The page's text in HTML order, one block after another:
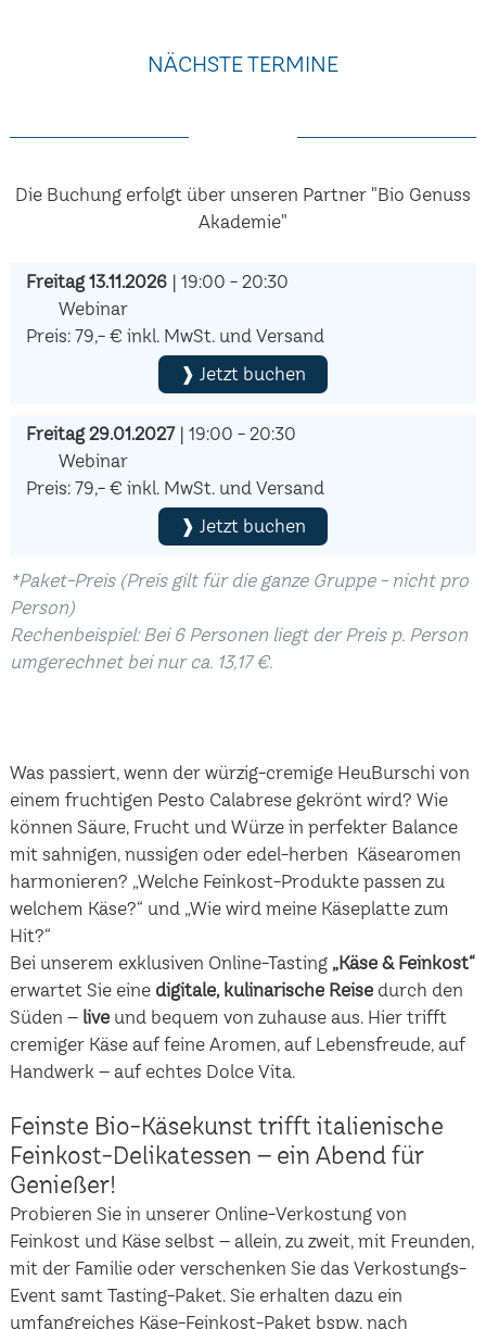
NÄCHSTE TERMINE
Die Buchung erfolgt über unseren Partner "Bio Genuss
Akademie"
Freitag 13.11.2026| 19:00 - 20:30
Webinar
Preis: 79,- € inkl. MwSt. und Versand
❱ Jetzt buchen
Freitag 29.01.2027| 19:00 - 20:30
Webinar
Preis: 79,- € inkl. MwSt. und Versand
❱ Jetzt buchen
*Paket-Preis (Preis gilt für die ganze Gruppe - nicht pro
Person)
Rechenbeispiel: Bei 6 Personen liegt der Preis p. Person
umgerechnet bei nur ca. 13,17 €.
Was passiert, wenn der würzig-cremige HeuBurschi von
einem fruchtigen Pesto Calabrese gekrönt wird? Wie
können Säure, Frucht und Würze in perfekter Balance
mit sahnigen, nussigen oder edel-herben Käsearomen
harmonieren? „Welche Feinkost-Produkte passen zu
welchem Käse?“ und „Wie wird meine Käseplatte zum
Hit?“
Bei unserem exklusiven Online-Tasting „Käse & Feinkost“
erwartet Sie eine digitale, kulinarische Reisedurch den
Süden – live und bequem von zuhause aus. Hier trifft
cremiger Käse auf feine Aromen, auf Lebensfreude, auf
Handwerk – auf echtes Dolce Vita.
Feinste Bio-Käsekunst trifft italienische
Feinkost-Delikatessen – ein Abend für
Genießer!
Probieren Sie in unserer Online-Verkostung von
Feinkost und Käse selbst – allein, zu zweit, mit Freunden,
mit der Familie oder verschenken Sie das Verkostungs-
Event samt Tasting-Paket. Sie erhalten dazu ein
umfangreiches Käse-Feinkost-Paket bspw. nach